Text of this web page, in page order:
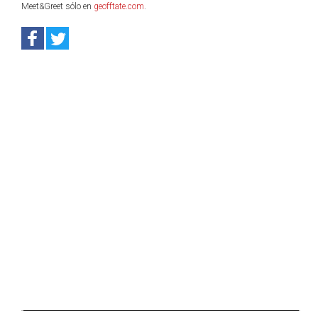
Meet&Greet sólo en geofftate.com.